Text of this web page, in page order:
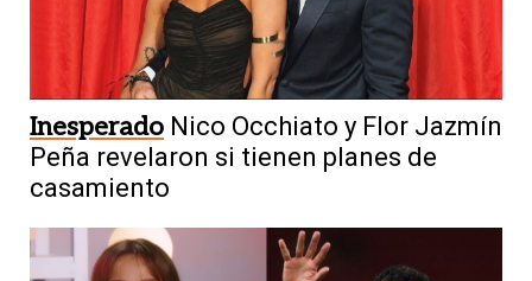
Inesperado Nico Occhiato y Flor Jazmín
Peña revelaron si tienen planes de
casamiento